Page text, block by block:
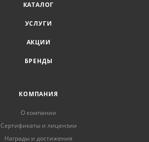
КАТАЛОГ
УСЛУГИ
АКЦИИ
БРЕНДЫ
КОМПАНИЯ
О компании
Сертификаты и лицензии
Награды и достижения